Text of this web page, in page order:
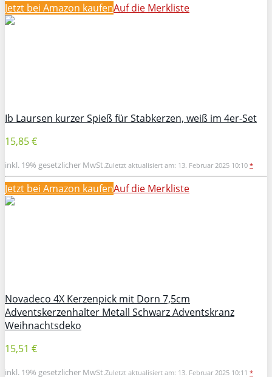
Jetzt bei Amazon kaufenAuf die Merkliste
Ib Laursen kurzer Spieß für Stabkerzen, weiß im 4er-Set
15,85 €
inkl. 19% gesetzlicher MwSt.Zuletzt aktualisiert am: 13. Februar 2025 10:10 *
Jetzt bei Amazon kaufenAuf die Merkliste
Novadeco 4X Kerzenpick mit Dorn 7,5cm
Adventskerzenhalter Metall Schwarz Adventskranz
Weihnachtsdeko
15,51 €
inkl. 19% gesetzlicher MwSt.Zuletzt aktualisiert am: 13. Februar 2025 10:11 *